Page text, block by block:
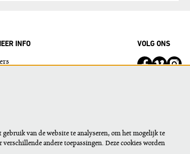
INFO VOLG ONS
AANMELDEN
van de website te analyseren, om het mogelijk te
andere toepassingen. Deze cookies worden